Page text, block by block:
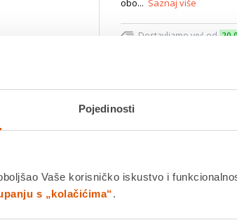
Pojedinosti
Vaše korisničko iskustvo i
s „kolačićima“.
obo... Saznaj više
Dostavljamo već od
Platite gotovinom pri